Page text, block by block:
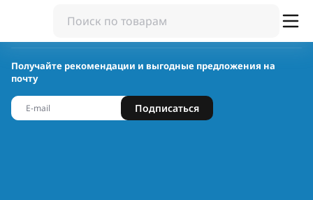
Получайте рекомендации и выгодные предложения на
почту
Подписаться